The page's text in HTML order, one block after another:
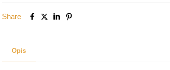
TWOJE
Share
Opis